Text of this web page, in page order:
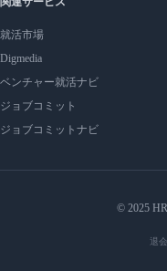
就活市場
Digmedia
ベンチャー就活ナビ
ジョブコミット
ジョブコミットナビ
© 2025
退